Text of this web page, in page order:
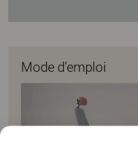
Mode d’emploi